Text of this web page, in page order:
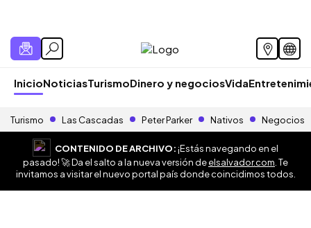
InicioNoticiasTurismoDinero y negociosVida
Turismo Las Cascadas Peter Parker Nativos Negocios
CONTENIDO DE ARCHIVO:¡Estás navegando en el
pasado! 🚀 Da el salto a la nueva versión deelsalvador.com . Te
invitamos a visitar el nuevo portal país donde coincidimos todos.